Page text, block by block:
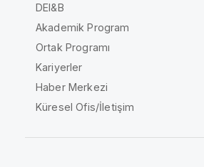
DEI&B
Akademik Program
Ortak Programı
Kariyerler
Haber Merkezi
Küresel Ofis/İletişim